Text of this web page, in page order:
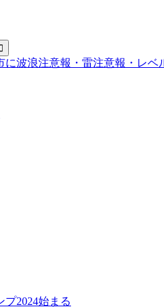
に波浪注意報・雷注意報・レベ